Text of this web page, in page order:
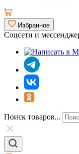
Избранное
Соцсети и
Поиск товаров...